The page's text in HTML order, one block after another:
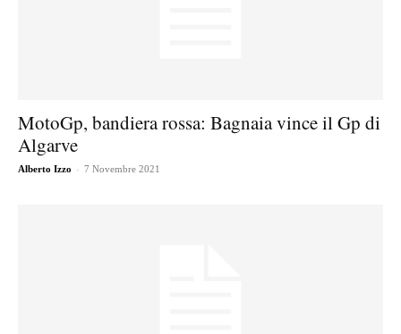
MotoGp, bandiera rossa: Bagnaia vince il Gp di
Algarve
Alberto Izzo - 7 Novembre 2021